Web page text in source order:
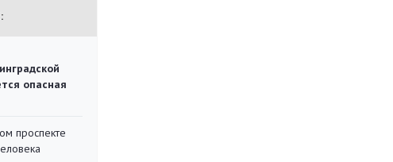
опасная
проспекте